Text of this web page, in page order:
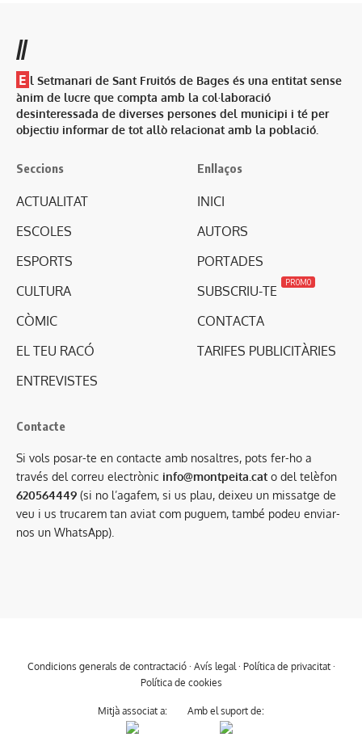
//
E l Setmanari de Sant Fruitós de Bages és una entitat sense
ànim de lucre que compta amb la col·laboració
desinteressada de diverses persones del municipi i té per
objectiu informar de tot allò relacionat amb la població.
Seccions
ACTUALITAT
ESCOLES
ESPORTS
CULTURA
CÒMIC
EL TEU RACÓ
ENTREVISTES
Enllaços
INICI
AUTORS
PORTADES
SUBSCRIU-TE
PROMO
CONTACTA
TARIFES PUBLICITÀRIES
Contacte
Si vols posar-te en contacte amb nosaltres, pots fer-ho a
través del correu electrònic info@montpeita.cat o del telèfon
620564449 (si no l’agafem, si us plau, deixeu un missatge de
veu i us trucarem tan aviat com puguem, també podeu enviar-
nos un WhatsApp).
Condicions generals de contractació· Avís legal · Política de privacitat·
Política de cookies
Mitjà associat a: Amb el suport de: